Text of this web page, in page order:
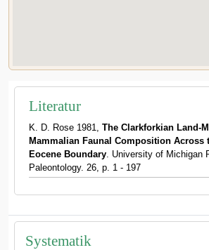
Literatur
K. D. Rose 1981, The Clarkforkian Land-
Mammalian Faunal Composition Across
Eocene Boundary. University of Michigan
Paleontology. 26, p. 1 - 197
Systematik